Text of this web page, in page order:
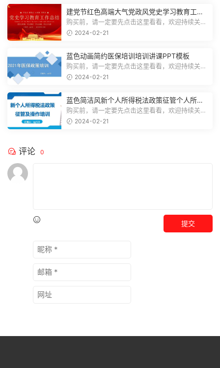
建党节红色高端大气党政风党史学习教育工作
总结主题PPT模板
购买前，请一定要先点击这里看看，欢迎持续关
注，精彩模板每天推送预览结束，一共2...
2024-02-21
蓝色动画简约医保培训培训讲课PPT模板
购买前，请一定要先点击这里看看，欢迎持续关
注，精彩模板每天推送预览结束，一共3...
2024-02-21
蓝色简洁风新个人所得税法政策征管个人所得
税PPT模板
购买前，请一定要先点击这里看看，欢迎持续关
注，精彩模板每天推送预览结束，一共7...
2024-02-21
评论 0
提交